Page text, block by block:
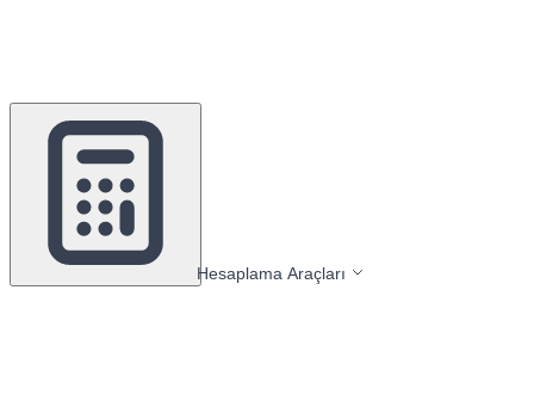
Hesaplama Araçları